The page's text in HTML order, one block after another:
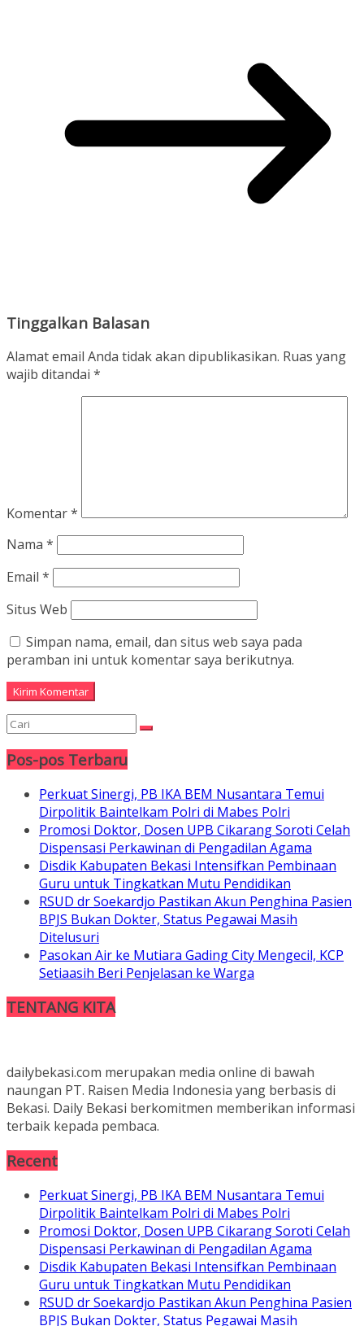
Tinggalkan Balasan
Alamat email Anda tidak akan dipublikasikan. Ruas yang
wajib ditandai *
Komentar*
Nama *
Email *
Situs Web
Simpan nama, email, dan situs web saya pada
peramban ini untuk komentar saya berikutnya.
Pos-pos Terbaru
Perkuat Sinergi, PB IKA BEM Nusantara Temui
Dirpolitik Baintelkam Polri di Mabes Polri
Promosi Doktor, Dosen UPB Cikarang Soroti Celah
Dispensasi Perkawinan di Pengadilan Agama
Disdik Kabupaten Bekasi Intensifkan Pembinaan
Guru untuk Tingkatkan Mutu Pendidikan
RSUD dr Soekardjo Pastikan Akun Penghina Pasien
BPJS Bukan Dokter, Status Pegawai Masih
Ditelusuri
Pasokan Air ke Mutiara Gading City Mengecil, KCP
Setiaasih Beri Penjelasan ke Warga
TENTANG KITA
dailybekasi.com merupakan media online di bawah
naungan PT. Raisen Media Indonesia yang berbasis di
Bekasi. Daily Bekasi berkomitmen memberikan informasi
terbaik kepada pembaca.
Recent
Perkuat Sinergi, PB IKA BEM Nusantara Temui
Dirpolitik Baintelkam Polri di Mabes Polri
Promosi Doktor, Dosen UPB Cikarang Soroti Celah
Dispensasi Perkawinan di Pengadilan Agama
Disdik Kabupaten Bekasi Intensifkan Pembinaan
Guru untuk Tingkatkan Mutu Pendidikan
RSUD dr Soekardjo Pastikan Akun Penghina Pasien
BPJS Bukan Dokter, Status Pegawai Masih